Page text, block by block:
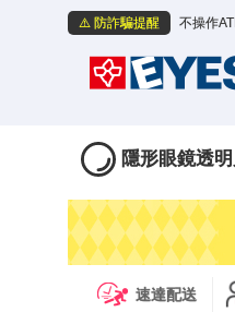
⚠️ 防詐騙提醒 不操作
隱形眼鏡透
速達配送